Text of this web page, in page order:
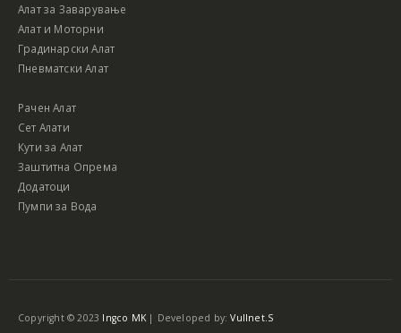
Алат за Заварување
Алат и Моторни
Градинарски Алат
Пневматски Алат
Рачен Алат
Сет Алати
Кути за Алат
Заштитна Опрема
Додатоци
Пумпи за Вода
Copyright © 2023 Ingco MK| Developed by:Vullnet.S